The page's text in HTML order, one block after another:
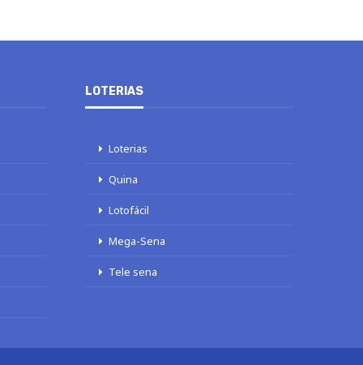
LOTERIAS
Loterias
Quina
Lotofácil
Mega-Sena
Tele sena